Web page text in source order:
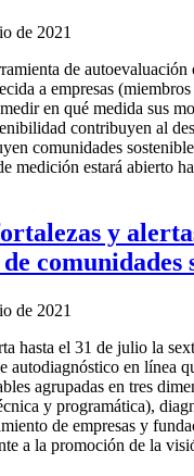
de 2021
de autoevaluación
a empresas
en qué medida sus
contribuyen al
comunidades
medición estará abierto
y
comunidades
de 2021
hasta el 31 de julio la
autodiagnóstico en línea
agrupadas en tres
y programática),
de empresas y
a la promoción de la